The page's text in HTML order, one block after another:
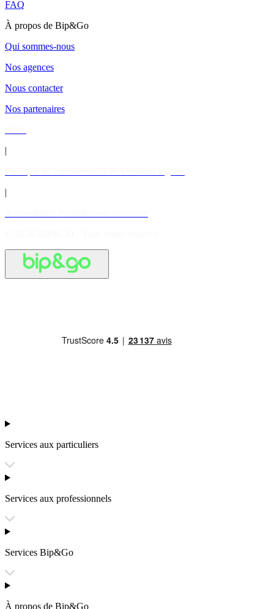
FAQ
À propos de Bip&Go
Qui sommes-nous
Nos agences
Nous contacter
Nos partenaires
|
|
Services aux particuliers
Services aux professionnels
Services Bip&Go
À propos de Bip&Go